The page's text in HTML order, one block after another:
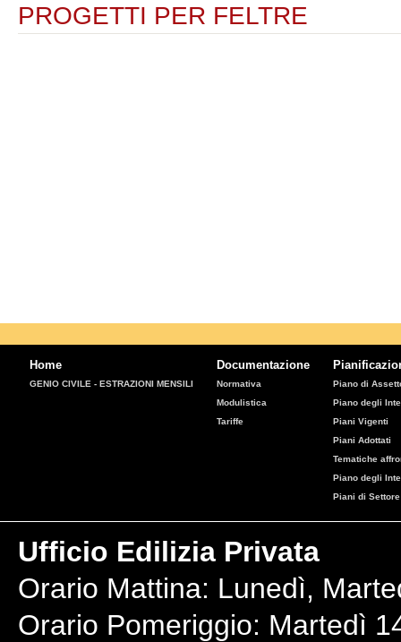
PROGETTI PER FELTRE
Home
GENIO CIVILE - ESTRAZIONI MENSILI
Documentazione
Normativa
Modulistica
Tariffe
Piano di
Piano degli
Piani Vigenti
Piani Adottati
Tematiche
Piano degli
Piani di Settore
Ufficio Edilizia Privata
Orario Mattina: Lunedì,
Orario Pomeriggio: Martedì